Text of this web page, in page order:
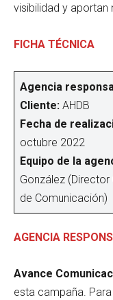
visibilidad y aportan
FICHA TÉCNICA
Agencia
Cliente: AHDB
Fecha de
octubre 2022
Equipo de la
González
de Comunicación)
AGENCIA
Avance
esta campaña.